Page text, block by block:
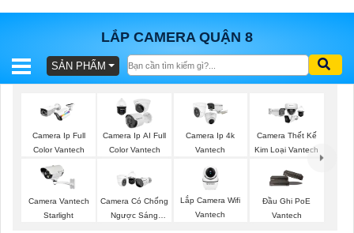
LẮP CAMERA QUẬN 8
BÁO
TRỌN
GÓI
SẢN
SẢN PHẨM
Camera Ip Full
Color Vantech
Camera Ip AI Full
Color Vantech
Camera Ip 4k
Vantech
Camera Thết Kế
Kim Loại Vantech
Camera Vantech
Starlight
Camera Có Chống
Ngược Sáng
Lắp Camera Wifi
Vantech
Đầu Ghi PoE
Vantech